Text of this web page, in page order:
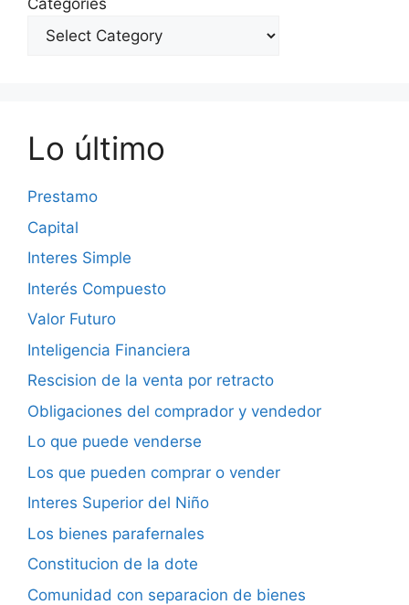
Categories
Lo último
Prestamo
Capital
Interes Simple
Interés Compuesto
Valor Futuro
Inteligencia Financiera
Rescision de la venta por retracto
Obligaciones del comprador y vendedor
Lo que puede venderse
Los que pueden comprar o vender
Interes Superior del Niño
Los bienes parafernales
Constitucion de la dote
Comunidad con separacion de bienes